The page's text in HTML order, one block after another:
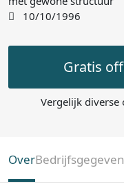
10/10/1996
Gratis
Vergelijk diverse
Over